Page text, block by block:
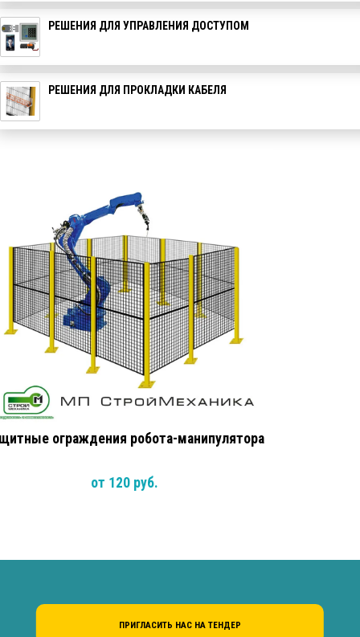
РЕШЕНИЯ ДЛЯ УПРАВЛЕНИЯ ДОСТУПОМ
РЕШЕНИЯ ДЛЯ ПРОКЛАДКИ КАБЕЛЯ
ограждения робота-манипулятора
от 120 руб.
ПРИГЛАСИТЬ НАС НА ТЕНДЕР